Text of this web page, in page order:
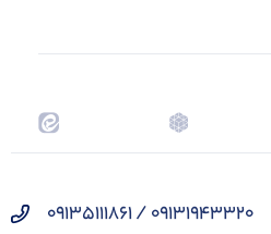
09131943320 / 09135111861